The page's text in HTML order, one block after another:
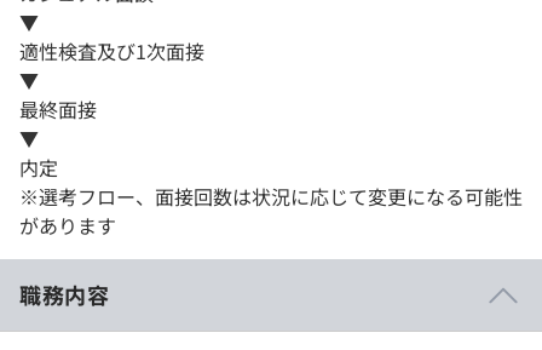
▼
適性検査及び1次面接
▼
最終面接
▼
内定
※選考フロー、面接回数は状況に応じて変更になる可能性
があります
職務内容